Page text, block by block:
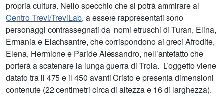
propria cultura. Nello specchio che si potrà ammirare al
Centro Trevi/TreviLab, a essere rappresentati sono
personaggi contrassegnati dai nomi etruschi di Turan, Elina,
Ermania e Elachsantre, che corrispondono ai greci Afrodite,
Elena, Hermione e Paride Alessandro, nell’antefatto che
porterà a scatenare la lunga guerra di Troia. L’oggetto viene
datato tra il 475 e il 450 avanti Cristo e presenta dimensioni
contenute (22 centimetri circa di altezza e 16 di larghezza).